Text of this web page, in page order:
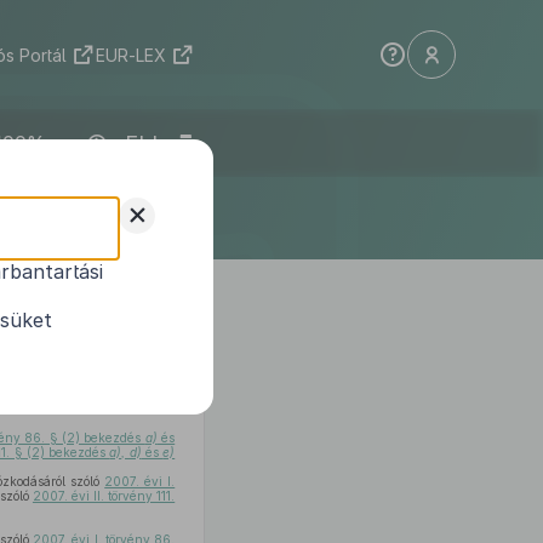
Portál EUR-LEX
ELI
törvény
86. § (2) bekezdés a) és
§ (2) bekezdésa), d) ése)
szóló 2007. évi I.
2007. évi II. törvény 111.
2007. évi I. törvény 86.
+